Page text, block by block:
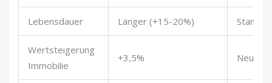
Lebensdauer Länger (+15-20%)
Wertsteigerung
Immobilie
+3,5% Neutral